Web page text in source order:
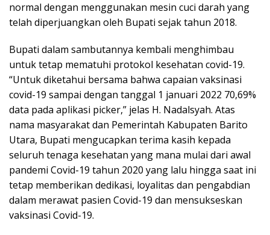
normal dengan menggunakan mesin cuci darah yang
telah diperjuangkan oleh Bupati sejak tahun 2018.
Bupati dalam sambutannya kembali menghimbau
untuk tetap mematuhi protokol kesehatan covid-19.
“Untuk diketahui bersama bahwa capaian vaksinasi
covid-19 sampai dengan tanggal 1 januari 2022 70,69%
data pada aplikasi picker,” jelas H. Nadalsyah. Atas
nama masyarakat dan Pemerintah Kabupaten Barito
Utara, Bupati mengucapkan terima kasih kepada
seluruh tenaga kesehatan yang mana mulai dari awal
pandemi Covid-19 tahun 2020 yang lalu hingga saat ini
tetap memberikan dedikasi, loyalitas dan pengabdian
dalam merawat pasien Covid-19 dan mensukseskan
vaksinasi Covid-19.